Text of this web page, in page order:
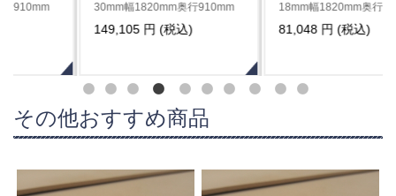
30mm幅1820mm奥行910mm
149,105 円 (税込)
18mm幅1820mm奥行910mm
81,048 円 (税込)
その他おすすめ商品